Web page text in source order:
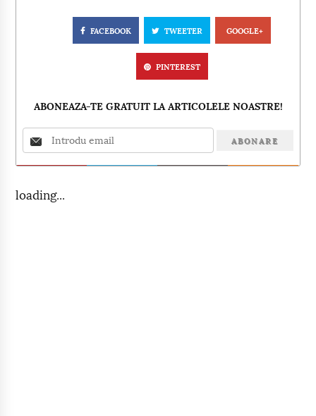
FACEBOOK TWEETER GOOGLE+
PINTEREST
ABONEAZA-TE GRATUIT LA ARTICOLELE NOASTRE!
loading...